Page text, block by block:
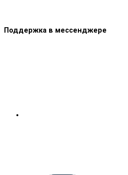
Поддержка в мессенджере